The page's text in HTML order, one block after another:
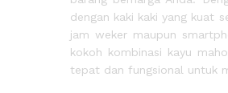
dengan kaki kaki yang kuat
jam weker maupun
kokoh kombinasi kayu
tepat dan fungsional untuk